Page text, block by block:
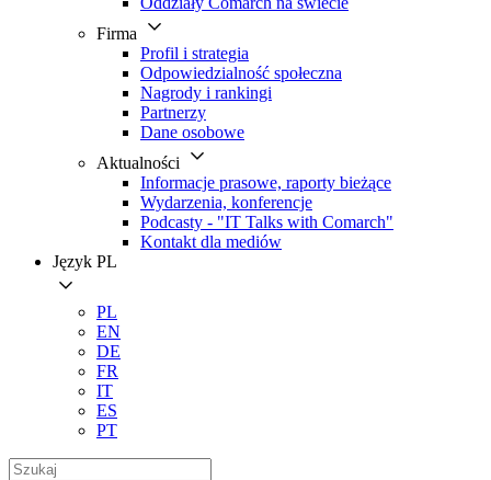
Firma
Profil i strategia
Odpowiedzialność społeczna
Nagrody i rankingi
Partnerzy
Dane osobowe
Aktualności
Informacje prasowe, raporty bieżące
Wydarzenia, konferencje
Podcasty - "IT Talks with Comarch"
Kontakt dla mediów
Język PL
PL
EN
DE
FR
IT
ES
PT